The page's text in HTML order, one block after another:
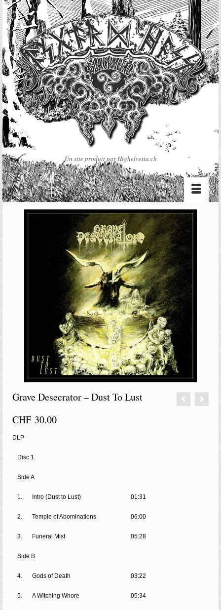
Un site produit par Highelvetia.ch
Grave Desecrator – Dust To Lust
CHF 30.00
DLP
Disc 1
Side A
1. Intro (Dust to Lust) 01:31
2. Temple of Abominations 06:00
3. Funeral Mist 05:28
Side B
4. Gods of Death 03:22
5. A Witching Whore 05:34